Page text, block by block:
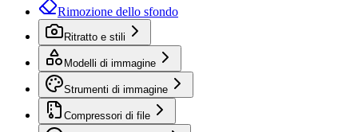
Rimozione dello sfondo
Ritratto e stili
Modelli di immagine
Strumenti di immagine
Compressori di file